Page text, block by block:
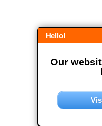
Hello!
Our